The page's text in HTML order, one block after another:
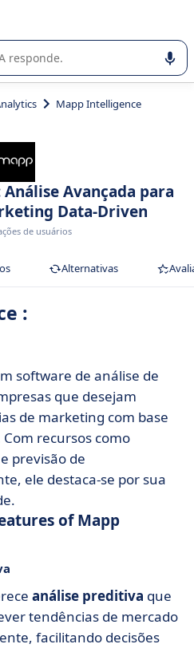
ou na seleção de software
Mapp Intelligence
Avançada para
Data-Driven
de usuários
Alternativas
:
software de análise de
que desejam
de marketing com base
recursos como
previsão de
ele destaca-se por sua
of Mapp
análise preditiva que
tendências de mercado
facilitando decisões